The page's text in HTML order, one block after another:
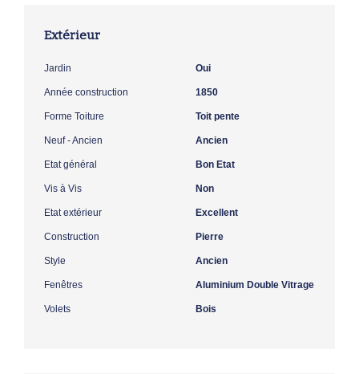
Extérieur
Jardin Oui
Année construction 1850
Forme Toiture Toit pente
Neuf - Ancien Ancien
Etat général Bon Etat
Vis à Vis Non
Etat extérieur Excellent
Construction Pierre
Style Ancien
Fenêtres Aluminium Double Vitrage
Volets Bois